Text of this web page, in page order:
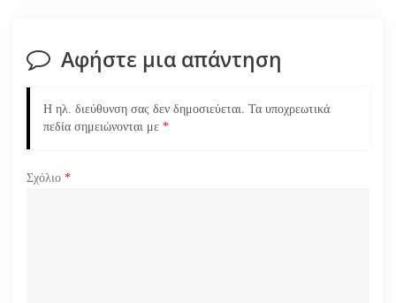
η
ά
θ
Αφήστε μια απάντηση
Η ηλ. διεύθυνση σας δεν δημοσιεύεται. Τα υποχρεωτικά
πεδία σημειώνονται με *
Σχόλιο *